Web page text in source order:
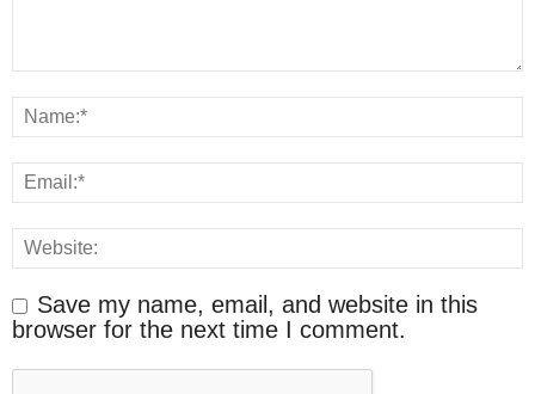
Save my name, email, and website in this
browser for the next time I comment.